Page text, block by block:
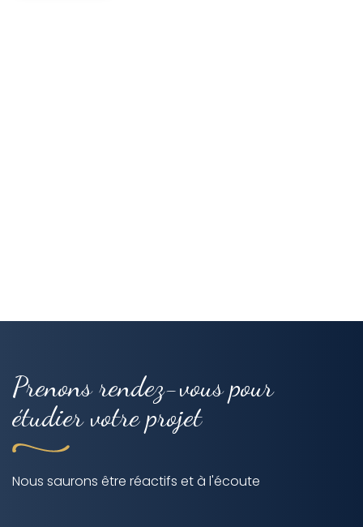
Prenons rendez-vous pour
étudier votre projet
Nous saurons être réactifs et à l'écoute